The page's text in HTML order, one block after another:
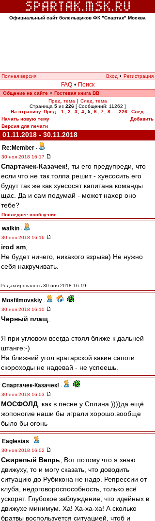
Официальный сайт болельщиков ФК "Спартак" Москва
Полная версия Вход • Регистрация
FAQ • Поиск
Общение на сайте » Гостевая книга ВВ
Пред. тема | След. тема
Страница 5из 226[ Сообщений: 11262 ]
На страницу Пред. 1 2 3 4 5, 6 7 8 226
След.
Начать новую тему
Добавить
Версия для печати
01.11.2018 - 30.11.2018
Re:Member -
30 ноя 2018 16:17
Спартачек-Казачек! , ты его предупреди, что
если что не так толпа решит - хуесосить его
будут так же как хуесосят капитана команды
щас. Да и сам подумай - может нахер оно
тебе?
Последнее сообщение
walkin -
30 ноя 2018 16:16
irod sm
Не будет ничего, никакого взрыва) Не нужно
себя накручивать.
Редактировалось 30 ноя 2018 16:19
Mosfilmovskiy -
30 ноя 2018 16:10
Черный плащ
Я при угловом всегда стоял ближе к дальней
штанге:-)
На ближний угол вратарской какие сапоги
скороходы не надевай - не успеешь.
Спартачек-Казачек! -
30 ноя 2018 16:03
МОСФОЛД , как в песне у Сплина ))))да ещё
жопоногие наши бы играли хорошо.вообще
было бы огонь
Eaglesias -
30 ноя 2018 16:02
Свирепый Вепрь , Вот потому что я знаю
движуху, то и могу сказать, что доводить
ситуацию до Рубикона не надо. Репрессии от
клуба, недоговороспособность, только всё
ускорят. Глубокое заблуждение, что идейных в
движухе минимум. Ха! Ха-ха-ха! А сколько
братвы воспользуется ситуацией, чтоб и